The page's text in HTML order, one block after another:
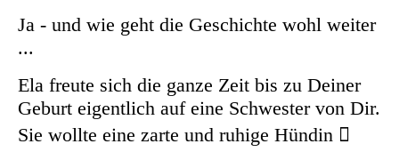
Ja - und wie geht die Geschichte wohl weiter
...
Ela freute sich die ganze Zeit bis zu Deiner
Geburt eigentlich auf eine Schwester von Dir.
Sie wollte eine zarte und ruhige Hündin 